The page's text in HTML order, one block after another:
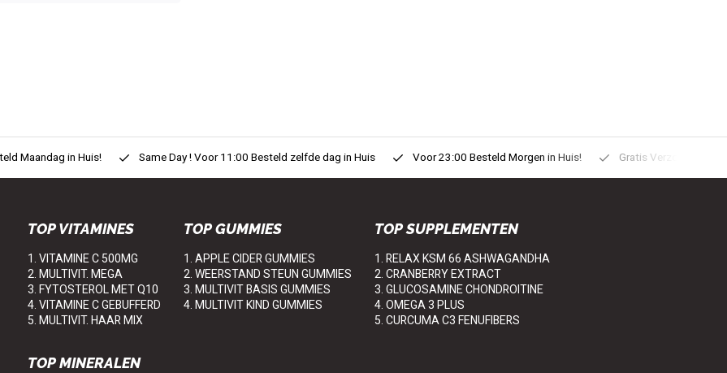
Maandag in Huis! Same Day ! Voor 11:00 Besteld zelfde dag in Huis Voor 23:00 Besteld Morgen in Huis! Gratis Verzonden
TOP VITAMINES
1. VITAMINE C 500MG
2. MULTIVIT. MEGA
3. FYTOSTEROL MET Q10
4. VITAMINE C GEBUFFERD
5. MULTIVIT. HAAR MIX
TOP GUMMIES
1. APPLE CIDER GUMMIES
2. WEERSTAND STEUN GUMMIES
3. MULTIVIT BASIS GUMMIES
4. MULTIVIT KIND GUMMIES
TOP SUPPLEMENTEN
1. RELAX KSM 66 ASHWAGANDHA
2. CRANBERRY EXTRACT
3. GLUCOSAMINE CHONDROITINE
4. OMEGA 3 PLUS
5. CURCUMA C3 FENUFIBERS
TOP MINERALEN